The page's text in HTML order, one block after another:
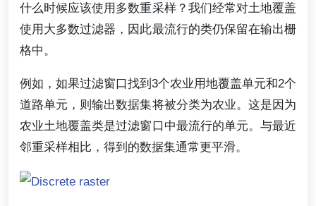
什么时候应该使用多数重采样？我们经常对土地覆盖
使用大多数过滤器，因此最流行的类仍保留在输出栅
格中。
例如，如果过滤窗口找到3个农业用地覆盖单元和2个
道路单元，则输出数据集将被分类为农业。这是因为
农业土地覆盖类是过滤窗口中最流行的单元。与最近
邻重采样相比，得到的数据集通常更平滑。